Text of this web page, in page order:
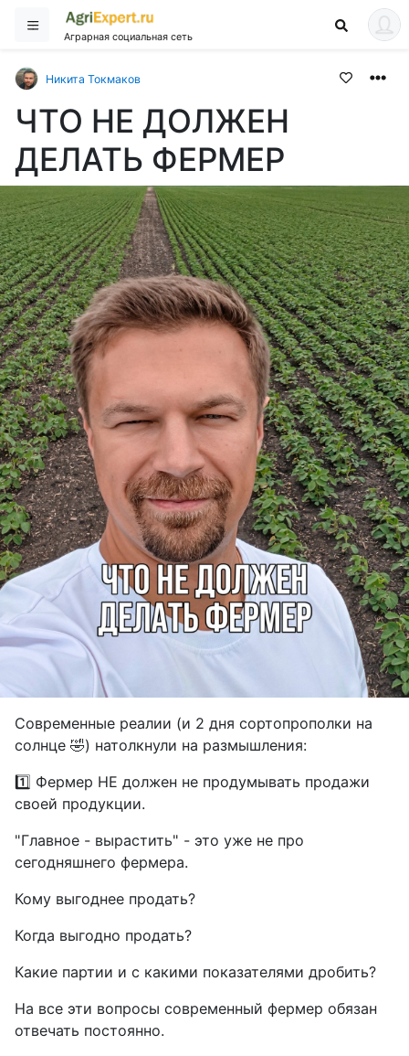
Аграрная социальная сеть
Никита Токмаков
ЧТО НЕ ДОЛЖЕН
ДЕЛАТЬ ФЕРМЕР
Современные реалии (и 2 дня сортопрополки на
солнце 🤣) натолкнули на размышления:
1️⃣ Фермер НЕ должен не продумывать продажи
своей продукции.
"Главное - вырастить" - это уже не про
сегодняшнего фермера.
Кому выгоднее продать?
Когда выгодно продать?
Какие партии и с какими показателями дробить?
На все эти вопросы современный фермер обязан
отвечать постоянно.